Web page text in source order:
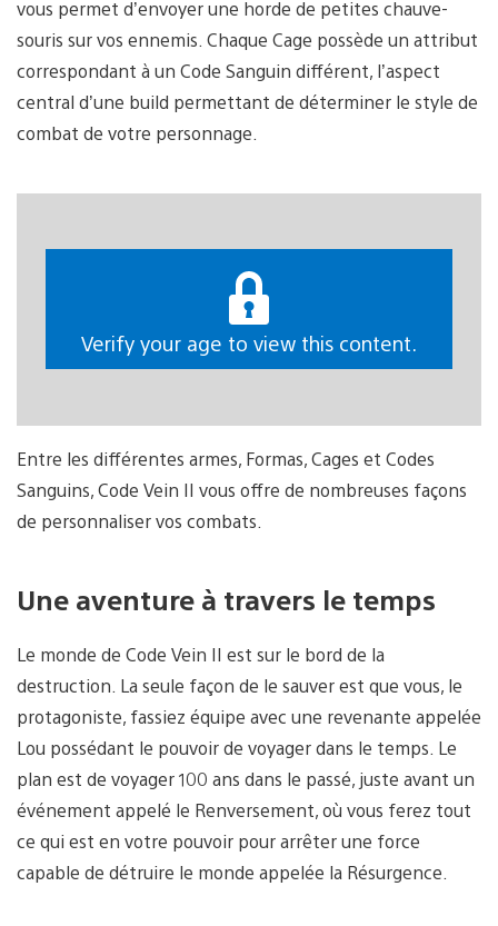
vous permet d’envoyer une horde de petites chauve-
souris sur vos ennemis. Chaque Cage possède un attribut
correspondant à un Code Sanguin différent, l’aspect
central d’une build permettant de déterminer le style de
combat de votre personnage.
Verify your age to view this content.
Entre les différentes armes, Formas, Cages et Codes
Sanguins, Code Vein II vous offre de nombreuses façons
de personnaliser vos combats.
Une aventure à travers le temps
Le monde de Code Vein II est sur le bord de la
destruction. La seule façon de le sauver est que vous, le
protagoniste, fassiez équipe avec une revenante appelée
Lou possédant le pouvoir de voyager dans le temps. Le
plan est de voyager 100 ans dans le passé, juste avant un
événement appelé le Renversement, où vous ferez tout
ce qui est en votre pouvoir pour arrêter une force
capable de détruire le monde appelée la Résurgence.